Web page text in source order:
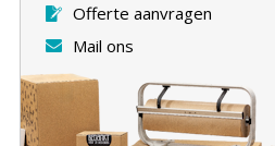
Offerte aanvragen
Mail ons